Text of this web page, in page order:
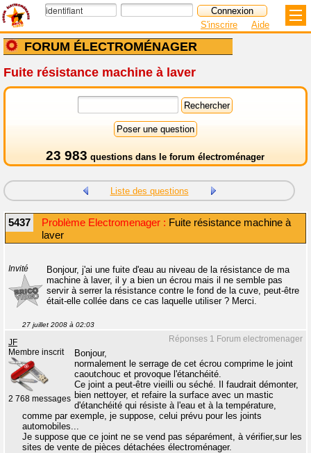
FORUM ÉLECTROMÉNAGER
S'inscrire Aide
Fuite résistance machine à laver
23 983 questions dans le forum électroménager
Liste des questions
5437 Problème Electromenager : Fuite résistance machine à
laver
Invité
Bonjour, j'ai une fuite d'eau au niveau de la résistance de ma
machine à laver, il y a bien un écrou mais il ne semble pas
servir à serrer la résistance contre le fond de la cuve, peut-être
était-elle collée dans ce cas laquelle utiliser ? Merci.
27 juillet 2008 à 02:03
Réponses 1 Forum electromenager
JF
Membre inscrit
2 768 messages
Bonjour,
normalement le serrage de cet écrou comprime le joint
caoutchouc et provoque l'étanchéité.
Ce joint a peut-être vieilli ou séché. Il faudrait démonter,
bien nettoyer, et refaire la surface avec un mastic
d'étanchéité qui résiste à l'eau et à la température,
comme par exemple, je suppose, celui prévu pour les joints
automobiles...
Je suppose que ce joint ne se vend pas séparément, à vérifier,sur les
sites de vente de pièces détachées électroménager.